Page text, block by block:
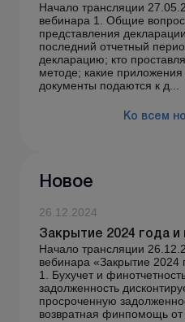
Начало трансляции
вебинара 1. Общие
представления
последний отчетный
декларацию; кто
методе; какие
документы подаются к д...
Ко всем
Новое
26.12.2024
Закрытие 2024 года и
Начало трансляции
вебинара «Закрытие 2024
1. Бухучет и
задолженность
просроченную
возвратная финпомощь от